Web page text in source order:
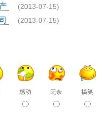
(2013-07-15)
(2013-07-15)
感动 无奈 搞笑